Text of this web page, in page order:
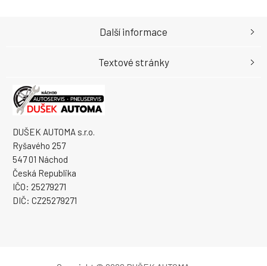
DUŠEK AUTOMA s.r.o.
Ryšavého 257
547 01 Náchod
Česká Republika
IČO: 25279271
DIČ: CZ25279271
Další informace
Textové stránky